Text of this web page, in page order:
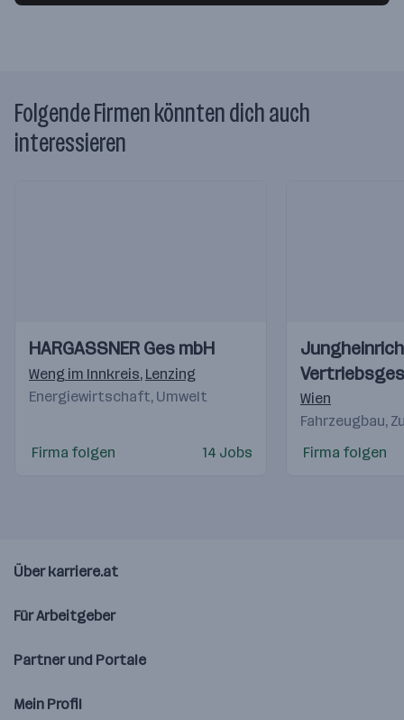
Folgende Firmen könnten dich auch
interessieren
Videos
Einblicke
Einblicke
HARGASSNER Ges mbH
Weng im Innkreis, Lenzing
Energiewirtschaft, Umwelt
Firma folgen 14 Jobs
Videos
Einblicke
Einblicke
Wien
Fahrzeugbau,
Firma folgen
Über karriere.at
Für Arbeitgeber
Partner und Portale
Mein Profil